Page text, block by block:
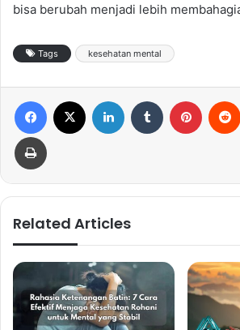
bisa berubah menjadi lebih
Tags kesehatan mental
Related Articles